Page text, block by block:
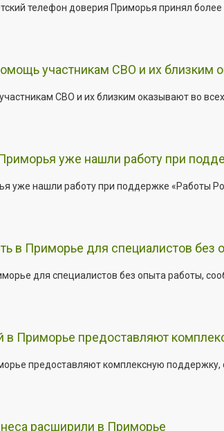
телефон доверия Приморья принял более
участникам СВО и их близким
СВО и их близким оказывают во
уже нашли работу при
уже нашли работу при поддержке «Работы
в Приморье для специалистов без
для специалистов без опыта работы,
в Приморье предоставляют
предоставляют комплексную
расширили в Приморье